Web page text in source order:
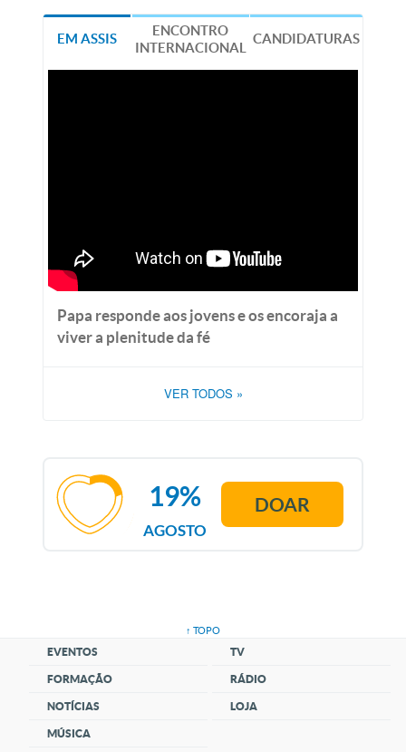
EM ASSIS
ENCONTRO
INTERNACIONAL
CANDIDATURAS
Papa responde aos jovens e os encoraja a
viver a plenitude da fé
VER TODOS »
AGOSTO
19% DOAR
↑ TOPO
EVENTOS
FORMAÇÃO
NOTÍCIAS
MÚSICA
TV
RÁDIO
LOJA